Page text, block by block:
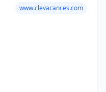
www.clevacances.com